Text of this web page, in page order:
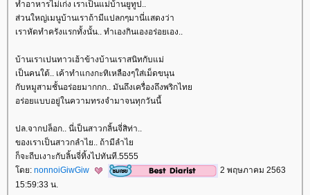
ทำอาหารไม่เก่ง​ เราเป็นแม่บ้านยูทูป..
ส่วนใหญ่เมนูบ้านเราถ้ามีแปลกๆมานี่แสดงว่า
เราหัดทำค​รังแรกทั้งนั้น.. ทำเองกินเองอร่อยเอง..
บ้านเราเปนทาวเฮ้าข้างบ้านเราสนิทกับแม่
เป็นคนใต้.. เค้าทำแกงกะทิเหลืองๆใส่เม็ดขนุน
กับหมูสามชั้นอร่อยมากกก.. มันถึงเครื่องถึงพริกไท
อร่อยแบบอยู่ในความทรงจำมาจนทุกวันนี้
ปล.จากปล็อก.. นี่เป็นสาวกลิ้นจี่สิท่า..
ของเราเป็นสาวกลำไย.. ถ้ามีลำไ
ก็จะถีบเงาะกับลิ้นจี่ทิ้งไปทันที.5555
ดย: nonnoiGiwGiw
2 พฤษภาคม 2563
15:59:33 น.